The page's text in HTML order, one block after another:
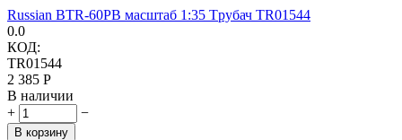
Russian BTR-60PB масштаб 1:35 Tрубач TR01544
0.0
КОД:
TR01544
2 385 Р
В наличии
+
−
В корзину